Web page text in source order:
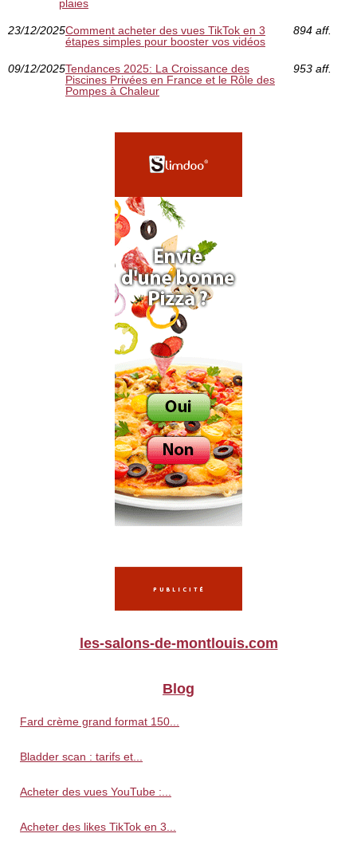
plaies
23/12/2025Comment acheter des vues TikTok en 3
étapes simples pour booster vos vidéos
894 aff.
09/12/2025Tendances 2025: La Croissance des
Piscines Privées en France et le Rôle des
Pompes à Chaleur
953 aff.
les-salons-de-montlouis.com
Blog
Fard crème grand format 150...
Bladder scan : tarifs et...
Acheter des vues YouTube :...
Acheter des likes TikTok en 3...